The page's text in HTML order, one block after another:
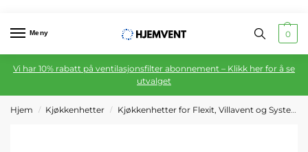
Meny 0
Vi har 10% rabatt på ventilasjonsfilter abonnement – Klikk her for å se
utvalget
Hjem / Kjøkkenhetter / Kjøkkenhetter for Flexit, Villavent og Systemair ventilasjon